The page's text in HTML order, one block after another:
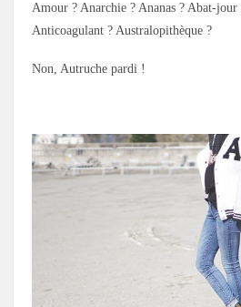
Amour ? Anarchie ? Ananas ? Abat-jour
Anticoagulant ? Australopithèque ?
Non, Autruche pardi !